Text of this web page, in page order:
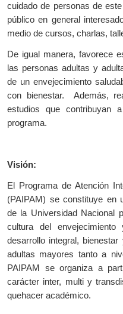
cuidado de personas de
público en general
medio de cursos, charlas,
De igual manera, favorece
las personas adultas y
de un envejecimiento
con bienestar.
Además,
estudios que contribuyan
programa.
Visión:
El Programa de Atención
(PAIPAM) se constituye en
de la Universidad Nacional
cultura del
desarrollo integral,
adultas mayores tanto a
PAIPAM se organiza a
carácter inter, multi y
quehacer académico.